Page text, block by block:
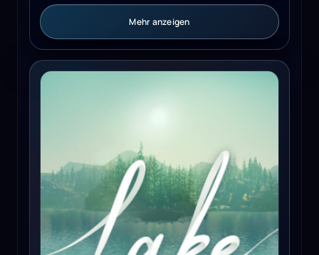
Mehr anzeigen
Lake (PC) - Steam Key - GLOBAL